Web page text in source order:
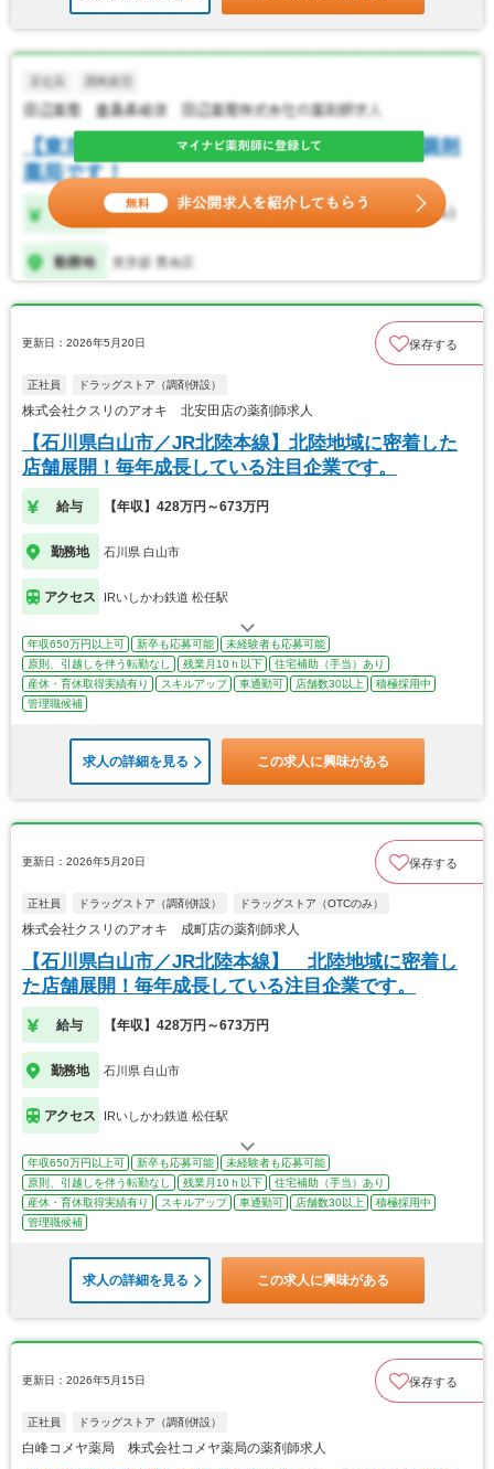
更新日：2026年5月20日 保存する
正社員 ドラッグストア（調剤併設）
株式会社クスリのアオキ 北安田店の薬剤師求人
【石川県白山市／JR北陸本線】北陸地域に密着した
店舗展開！毎年成長している注目企業です。
給与 【年収】428万円～673万円
勤務地 石川県 白山市
アクセス IRいしかわ鉄道 松任駅
年収650万円以上可 新卒も応募可能
未経験者も応募可能
原則、引越しを伴う転勤なし
残業月10ｈ以下
住宅補助（手当）あり
産休・育休取得実績有り
スキルアップ 車通勤可 店舗数30以上
積極採用中
管理職候補
求人の詳細を見る この求人に興味がある
更新日：2026年5月20日 保存する
正社員 ドラッグストア（調剤併設） ドラッグストア（OTCのみ）
株式会社クスリのアオキ 成町店の薬剤師求人
【石川県白山市／JR北陸本線】 北陸地域に密着し
た店舗展開！毎年成長している注目企業です。
給与 【年収】428万円～673万円
勤務地 石川県 白山市
アクセス IRいしかわ鉄道 松任駅
年収650万円以上可 新卒も応募可能
未経験者も応募可能
原則、引越しを伴う転勤なし
残業月10ｈ以下
住宅補助（手当）あり
産休・育休取得実績有り
スキルアップ 車通勤可 店舗数30以上
積極採用中
管理職候補
求人の詳細を見る この求人に興味がある
更新日：2026年5月15日 保存する
正社員 ドラッグストア（調剤併設）
白峰コメヤ薬局 株式会社コメヤ薬局の薬剤師求人